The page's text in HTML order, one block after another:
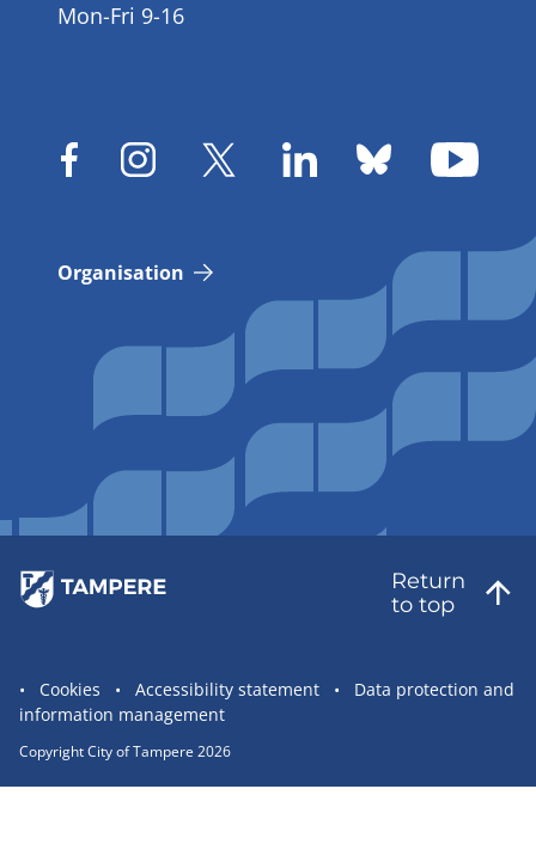
Mon-Fri 9-16
Organisation
Return
to top
Site
statement
links
Cookies Accessibility statement
Data protection and
information management
Copyright City of Tampere 2026